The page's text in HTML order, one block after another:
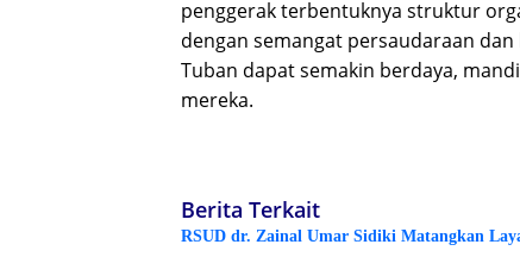
penggerak terbentuknya struktur
dengan semangat persaudaraan
Tuban dapat semakin berdaya,
mereka.
Berita Terkait
RSUD dr. Zainal Umar Sidiki Matangkan